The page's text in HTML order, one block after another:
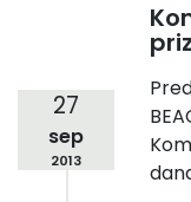
Općinski načelnik
Općinsko vijeće
27
sep
2013